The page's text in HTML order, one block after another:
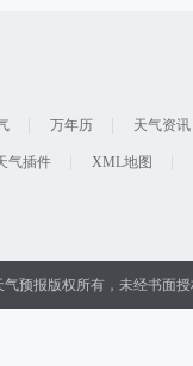
万年历 天气资讯
气插件 XML地图
气预报版权所有，未经书面